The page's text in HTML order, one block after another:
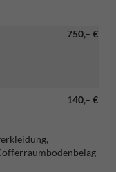
750,– €
140,– €